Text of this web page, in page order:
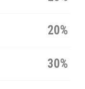
20%
30%